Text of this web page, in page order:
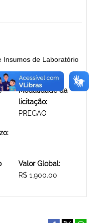
Insumos de Laboratório
Modalidade da
licitação:
PREGAO
Valor Global:
R$ 1,900.00